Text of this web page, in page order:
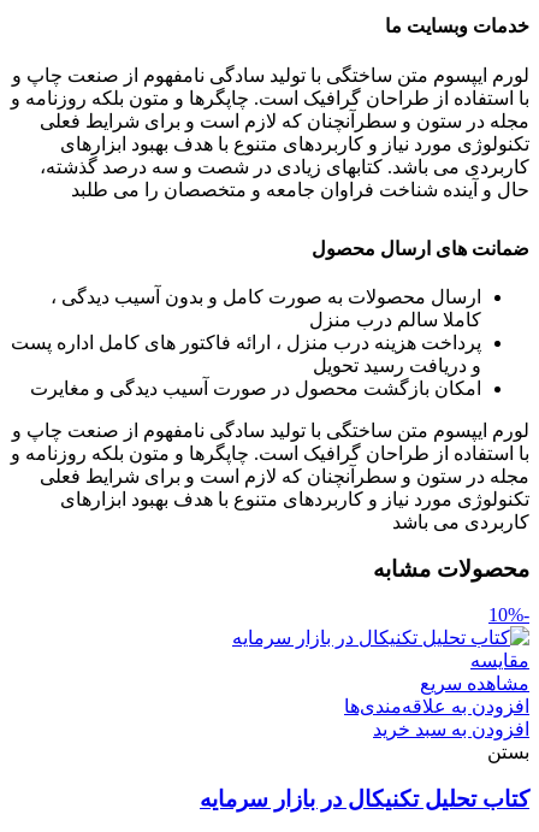
خدمات وبسایت ما
لورم ایپسوم متن ساختگی با تولید سادگی نامفهوم از صنعت چاپ و
با استفاده از طراحان گرافیک است. چاپگرها و متون بلکه روزنامه و
مجله در ستون و سطرآنچنان که لازم است و برای شرایط فعلی
تکنولوژی مورد نیاز و کاربردهای متنوع با هدف بهبود ابزارهای
کاربردی می باشد. کتابهای زیادی در شصت و سه درصد گذشته،
حال و آینده شناخت فراوان جامعه و متخصصان را می طلبد
ضمانت های ارسال محصول
ارسال محصولات به صورت کامل و بدون آسیب دیدگی ،
کاملا سالم درب منزل
پرداخت هزینه درب منزل ، ارائه فاکتور های کامل اداره پست
و دریافت رسید تحویل
امکان بازگشت محصول در صورت آسیب دیدگی و مغایرت
لورم ایپسوم متن ساختگی با تولید سادگی نامفهوم از صنعت چاپ و
با استفاده از طراحان گرافیک است. چاپگرها و متون بلکه روزنامه و
مجله در ستون و سطرآنچنان که لازم است و برای شرایط فعلی
تکنولوژی مورد نیاز و کاربردهای متنوع با هدف بهبود ابزارهای
کاربردی می باشد
محصولات مشابه
-10%
مقایسه
مشاهده سریع
افزودن به علاقه‌مندی‌ها
افزودن به سبد خرید
بستن
کتاب تحلیل تکنیکال در بازار سرمایه